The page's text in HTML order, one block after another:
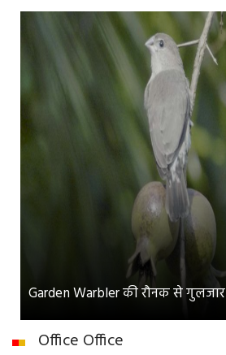
Garden Warbler की रौनक से
Office Office